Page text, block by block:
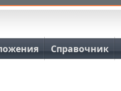
Справочник